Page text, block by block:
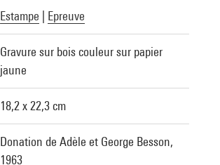
Estampe Epreuve
Gravure sur bois couleur sur papier
jaune
18,2 x 22,3 cm
Donation de Adèle et George Besson,
1963